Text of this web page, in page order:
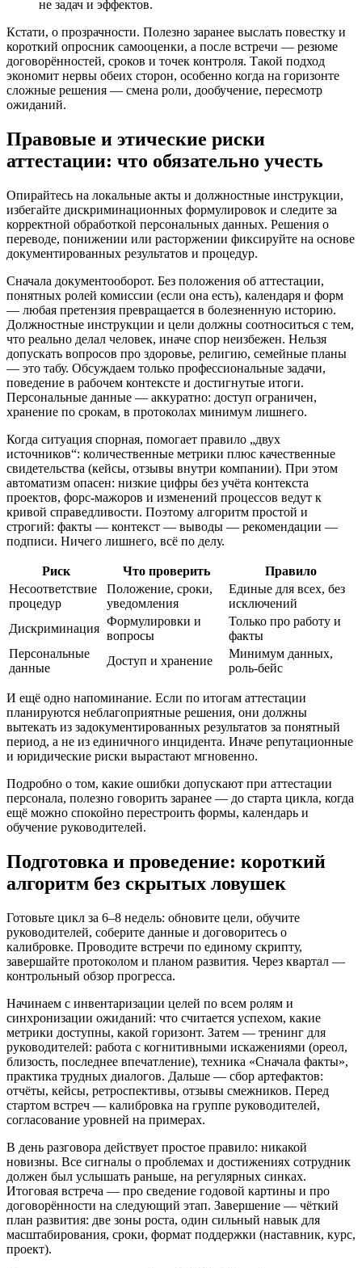
не задач и эффектов.
Кстати, о прозрачности. Полезно заранее выслать повестку и
короткий опросник самооценки, а после встречи — резюме
договорённостей, сроков и точек контроля. Такой подход
экономит нервы обеих сторон, особенно когда на горизонте
сложные решения — смена роли, дообучение, пересмотр
ожиданий.
Правовые и этические риски
аттестации: что обязательно учесть
Опирайтесь на локальные акты и должностные инструкции,
избегайте дискриминационных формулировок и следите за
корректной обработкой персональных данных. Решения о
переводе, понижении или расторжении фиксируйте на основе
документированных результатов и процедур.
Сначала документооборот. Без положения об аттестации,
понятных ролей комиссии (если она есть), календаря и форм
— любая претензия превращается в болезненную историю.
Должностные инструкции и цели должны соотноситься с тем,
что реально делал человек, иначе спор неизбежен. Нельзя
допускать вопросов про здоровье, религию, семейные планы
— это табу. Обсуждаем только профессиональные задачи,
поведение в рабочем контексте и достигнутые итоги.
Персональные данные — аккуратно: доступ ограничен,
хранение по срокам, в протоколах минимум лишнего.
Когда ситуация спорная, помогает правило „двух
источников“: количественные метрики плюс качественные
свидетельства (кейсы, отзывы внутри компании). При этом
автоматизм опасен: низкие цифры без учёта контекста
проектов, форс‑мажоров и изменений процессов ведут к
кривой справедливости. Поэтому алгоритм простой и
строгий: факты — контекст — выводы — рекомендации —
подписи. Ничего лишнего, всё по делу.
Риск Что проверить
Правило
Несоответствие
процедур
Положение, сроки,
уведомления
Единые для всех, без
исключений
Дискриминация
Формулировки и
вопросы
Только про работу и
факты
Персональные
данные
Доступ и хранение
Минимум данных,
роль‑бейс
И ещё одно напоминание. Если по итогам аттестации
планируются неблагоприятные решения, они должны
вытекать из задокументированных результатов за понятный
период, а не из единичного инцидента. Иначе репутационные
и юридические риски вырастают мгновенно.
Подробно о том, какие ошибки допускают при аттестации
персонала, полезно говорить заранее — до старта цикла, когда
ещё можно спокойно перестроить формы, календарь и
обучение руководителей.
Подготовка и проведение: короткий
алгоритм без скрытых ловушек
Готовьте цикл за 6–8 недель: обновите цели, обучите
руководителей, соберите данные и договоритесь о
калибровке. Проводите встречи по единому скрипту,
завершайте протоколом и планом развития. Через квартал —
контрольный обзор прогресса.
Начинаем с инвентаризации целей по всем ролям и
синхронизации ожиданий: что считается успехом, какие
метрики доступны, какой горизонт. Затем — тренинг для
руководителей: работа с когнитивными искажениями (ореол,
близость, последнее впечатление), техника «Сначала факты»,
практика трудных диалогов. Дальше — сбор артефактов:
отчёты, кейсы, ретроспективы, отзывы смежников. Перед
стартом встреч — калибровка на группе руководителей,
согласование уровней на примерах.
В день разговора действует простое правило: никакой
новизны. Все сигналы о проблемах и достижениях сотрудник
должен был услышать раньше, на регулярных синках.
Итоговая встреча — про сведение годовой картины и про
договорённости на следующий этап. Завершение — чёткий
план развития: две зоны роста, один сильный навык для
масштабирования, сроки, формат поддержки (наставник, курс,
проект).